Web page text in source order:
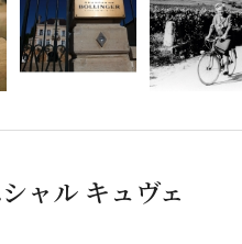
ャル キュヴェ